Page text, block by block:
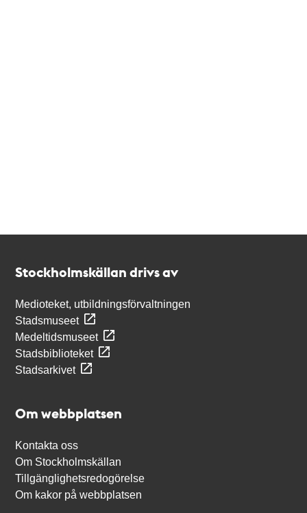
Stockholmskällan drivs av
Medioteket, utbildningsförvaltningen
Stadsmuseet
Medeltidsmuseet
Stadsbiblioteket
Stadsarkivet
Om webbplatsen
Kontakta oss
Om Stockholmskällan
Tillgänglighetsredogörelse
Om kakor på webbplatsen